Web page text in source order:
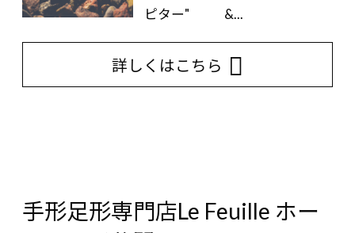
ピター" &...
詳しくはこちら
手形足形専門店Le Feuille ホー